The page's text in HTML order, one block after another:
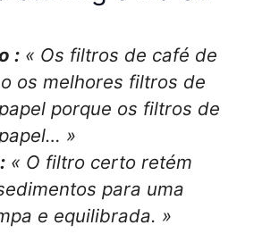
: « Os filtros de café de
os melhores filtros de
porque os filtros de
»
« O filtro certo retém
para uma
e equilibrada. »